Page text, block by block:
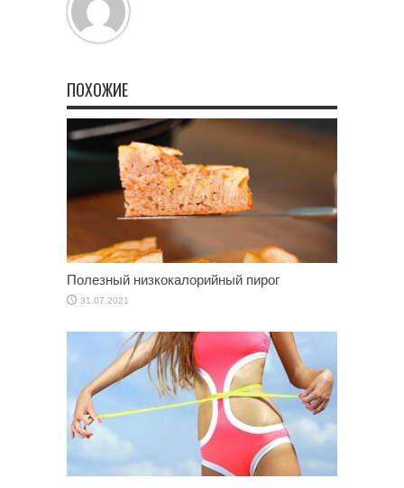
ПОХОЖИЕ
Полезный низкокалорийный пирог
31.07.2021